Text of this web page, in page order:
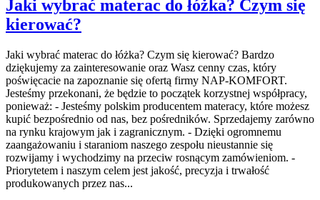
Jaki wybrać materac do łóżka? Czym się
kierować?
Jaki wybrać materac do łóżka? Czym się kierować? Bardzo
dziękujemy za zainteresowanie oraz Wasz cenny czas, który
poświęcacie na zapoznanie się ofertą firmy NAP-KOMFORT.
Jesteśmy przekonani, że będzie to początek korzystnej współpracy,
ponieważ: - Jesteśmy polskim producentem materacy, które możesz
kupić bezpośrednio od nas, bez pośredników. Sprzedajemy zarówno
na rynku krajowym jak i zagranicznym. - Dzięki ogromnemu
zaangażowaniu i staraniom naszego zespołu nieustannie się
rozwijamy i wychodzimy na przeciw rosnącym zamówieniom. -
Priorytetem i naszym celem jest jakość, precyzja i trwałość
produkowanych przez nas...